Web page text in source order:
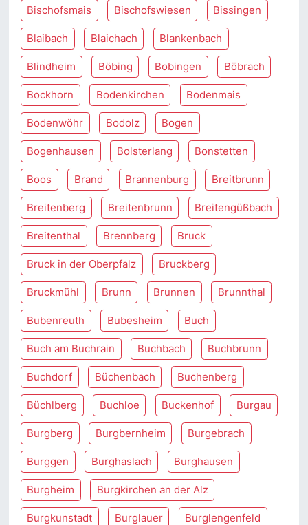
Bischofsmais Bischofswiesen Bissingen
Blaibach Blaichach Blankenbach
Blindheim Böbing Bobingen Böbrach
Bockhorn Bodenkirchen Bodenmais
Bodenwöhr Bodolz Bogen
Bogenhausen Bolsterlang Bonstetten
Boos Brand Brannenburg Breitbrunn
Breitenberg Breitenbrunn Breitengüßbach
Breitenthal Brennberg Bruck
Bruck in der Oberpfalz Bruckberg
Bruckmühl Brunn Brunnen Brunnthal
Bubenreuth Bubesheim Buch
Buch am Buchrain Buchbach Buchbrunn
Buchdorf Büchenbach Buchenberg
Büchlberg Buchloe Buckenhof Burgau
Burgberg Burgbernheim Burgebrach
Burggen Burghaslach Burghausen
Burgheim Burgkirchen an der Alz
Burgkunstadt Burglauer Burglengenfeld